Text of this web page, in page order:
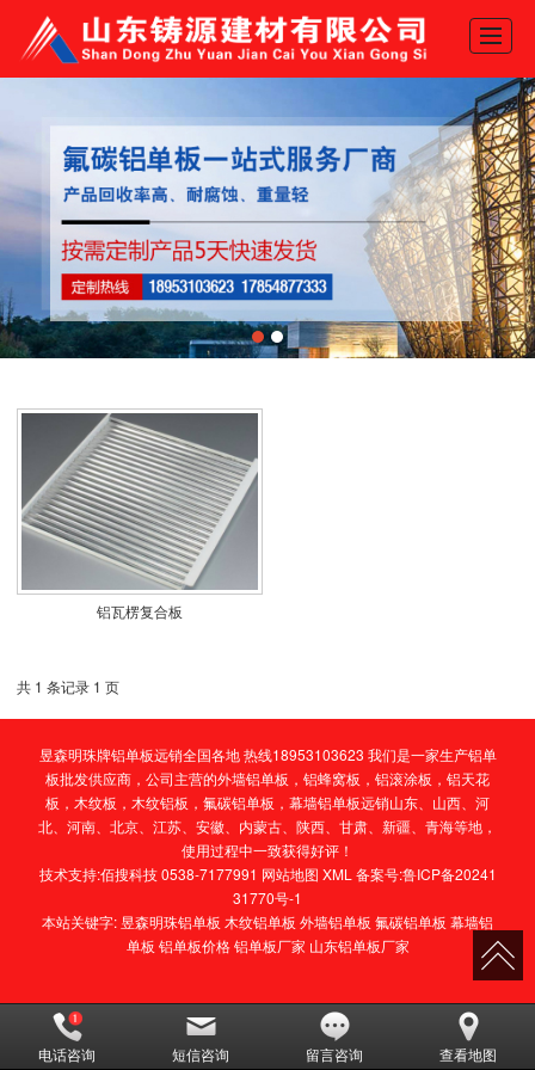
产品展示
关于我们
新闻动态
工程案例
推荐产品
联系我们
铝瓦楞复合板
共 1 条记录 1 页
昱森明珠牌铝单板远销全国各地 热线18953103623 我们是一家生产铝单
板批发供应商，公司主营的外墙铝单板 ， 铝蜂窝板 ， 铝滚涂板 ， 铝天花
板 ， 木纹板 ， 木纹铝板 ， 氟碳铝单板 ， 幕墙铝单板远销山东、山西、河
北、河南、北京、江苏、安徽、内蒙古、陕西、甘肃、新疆、青海等地，
使用过程中一致获得好评！
技术支持:佰搜科技 0538-7177991 网站地图 XML 备案号:鲁ICP备20241
31770号-1
本站关键字: 昱森明珠铝单板 木纹铝单板 外墙铝单板 氟碳铝单板 幕墙铝
单板 铝单板价格 铝单板厂家 山东铝单板厂家
电话咨询 短信咨询 留言咨询 查看地图